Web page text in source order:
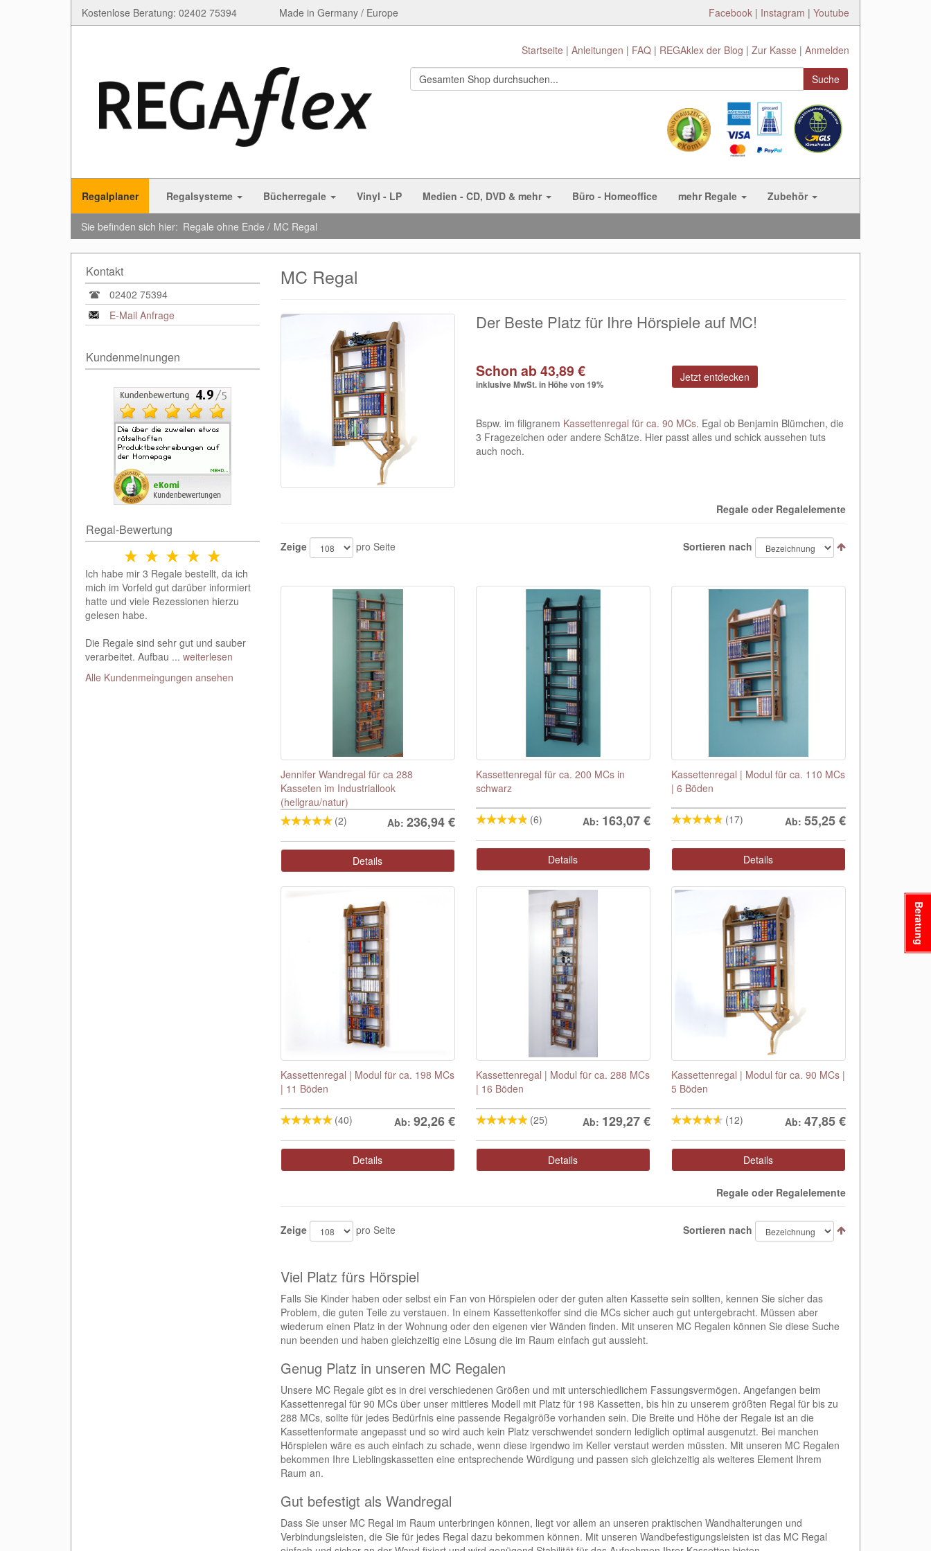
Kostenlose Beratung: 02402 75394 Made in Germany / Europe Facebook | Instagram | Youtube
Startseite Anleitungen FAQ REGAklex der Blog Zur Kasse Anmelden
Suche
Regalplaner Regalsysteme Bücherregale Vinyl - LP Medien - CD, DVD & mehr Büro - Homeoffice mehr Regale Zubehör
Sie befinden sich hier: Regale ohne Ende MC Regal
Kontakt
02402 75394
E-Mail Anfrage
Kundenmeinungen
Regal-Bewertung
Ich habe mir 3 Regale bestellt, da ich
mich im Vorfeld gut darüber informiert
hatte und viele Rezessionen hierzu
gelesen habe.
Die Regale sind sehr gut und sauber
verarbeitet. Aufbau ... weiterlesen
Alle Kundenmeingungen ansehen
MC Regal
Der Beste Platz für Ihre Hörspiele auf MC!
Schon ab 43,89 €
inklusive MwSt. in Höhe von 19%
Jetzt entdecken
Bspw. im filigranem Kassettenregal für ca. 90 MCs. Egal ob Benjamin Blümchen, die
3 Fragezeichen oder andere Schätze. Hier passt alles und schick aussehen tuts
auch noch.
Regale oder Regalelemente
Zeige pro Seite Sortieren nach
Jennifer Wandregal für ca 288
Kasseten im Industriallook
(hellgrau/natur)
(2)
Ab: 236,94€
Details
Kassettenregal für ca. 200 MCs in
schwarz
(6) Ab: 163,07€
Details
Kassettenregal | Modul für ca. 110 MCs
| 6 Böden
(17) Ab: 55,25€
Details
Kassettenregal | Modul für ca. 198 MCs
| 11 Böden
(40) Ab: 92,26€
Details
Kassettenregal | Modul für ca. 288 MCs
| 16 Böden
(25) Ab: 129,27€
Details
Kassettenregal | Modul für ca. 90 MCs |
5 Böden
(12) Ab: 47,85€
Details
Regale oder Regalelemente
Zeige pro Seite Sortieren nach
Viel Platz fürs Hörspiel
Falls Sie Kinder haben oder selbst ein Fan von Hörspielen oder der guten alten Kassette sein sollten, kennen Sie sicher das
Problem, die guten Teile zu verstauen. In einem Kassettenkoffer sind die MCs sicher auch gut untergebracht. Müssen aber
wiederum einen Platz in der Wohnung oder den eigenen vier Wänden finden. Mit unseren MC Regalen können Sie diese Suche
nun beenden und haben gleichzeitig eine Lösung die im Raum einfach gut aussieht.
Genug Platz in unseren MC Regalen
Unsere MC Regale gibt es in drei verschiedenen Größen und mit unterschiedlichem Fassungsvermögen. Angefangen beim
Kassettenregal für 90 MCs über unser mittleres Modell mit Platz für 198 Kassetten, bis hin zu unserem größten Regal für bis zu
288 MCs, sollte für jedes Bedürfnis eine passende Regalgröße vorhanden sein. Die Breite und Höhe der Regale ist an die
Kassettenformate angepasst und so wird auch kein Platz verschwendet sondern lediglich optimal ausgenutzt. Bei manchen
Hörspielen wäre es auch einfach zu schade, wenn diese irgendwo im Keller verstaut werden müssten. Mit unseren MC Regalen
bekommen Ihre Lieblingskassetten eine entsprechende Würdigung und passen sich gleichzeitig als weiteres Element Ihrem
Raum an.
Gut befestigt als Wandregal
Dass Sie unser MC Regal im Raum unterbringen können, liegt vor allem an unseren praktischen Wandhalterungen und
Verbindungsleisten, die Sie für jedes Regal dazu bekommen können. Mit unseren Wandbefestigungsleisten ist das MC Regal
Beratung